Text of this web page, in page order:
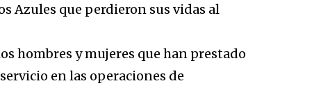
Azules que perdieron sus vidas al
hombres y mujeres que han prestado
en las operaciones de